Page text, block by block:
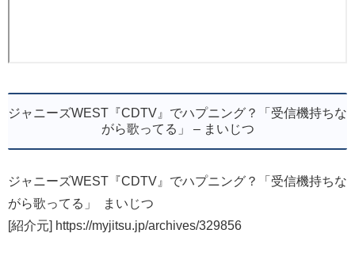
ジャニーズWEST『CDTV』でハプニング？「受信機持ちな
がら歌ってる」 – まいじつ
ジャニーズWEST『CDTV』でハプニング？「受信機持ちな
がら歌ってる」 まいじつ
[紹介元] https://myjitsu.jp/archives/329856